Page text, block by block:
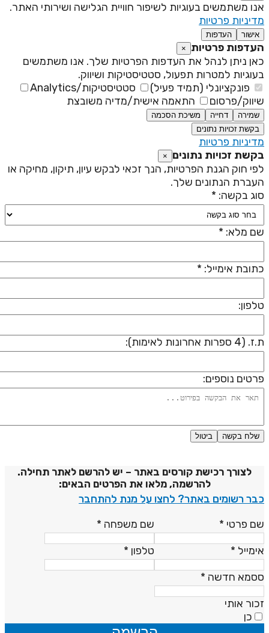
משתמשים בעוגיות לשיפור חוויית הגלישה ושירותי האתר.
פרטיות
אישור העדפות
פרטיות ×
ניתן לנהל את העדפות הפרטיות שלך. אנו משתמשים
למטרות תפעול, סטטיסטיקות ושיווק.
פונקציונלי (תמיד פעיל)
סטטיסטיקות/Analytics
פרסום
התאמה אישית/מדיה משובצת
שמירה דחייה
משיכת הסכמה
בקשת זכויות נתונים
פרטיות
זכויות נתונים ×
חוק הגנת הפרטיות, הנך זכאי לבקש עיון, תיקון, מחיקה או
הנתונים שלך.
בקשה: *
מלא: *
אימייל: *
ספרות אחרונות לאימות):
נוספים:
שלח בקשה ביטול
לצורך רכישת קורסים באתר – יש להרשם לאתר תחילה.
להרשמה, מלאו את הפרטים הבאים:
רשומים באתר? לחצו על מנת להתחבר
פרטי* שם משפחה*
* טלפון*
חדשה*
אותי
כן